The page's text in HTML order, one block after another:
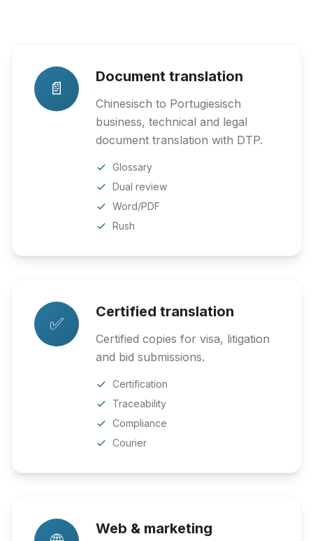
📄
Document translation
Chinesisch to Portugiesisch
business, technical and legal
document translation with DTP.
Glossary
Dual review
Word/PDF
Rush
✅
Certified translation
Certified copies for visa, litigation
and bid submissions.
Certification
Traceability
Compliance
Courier
Web & marketing